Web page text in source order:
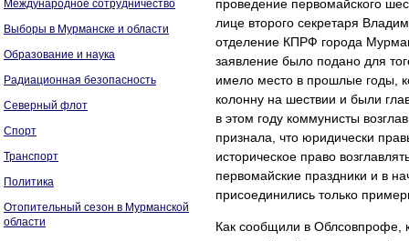
Международное сотрудничество
Выборы в Мурманске и области
Образование и наука
Радиационная безопасность
Северный флот
Спорт
Транспорт
Политика
Отопительный сезон в Мурманской
области
проведение первомайского
лице второго секретаря
отделение КПРФ города
заявление было подано для
имело место в прошлые годы,
колонну на шествии и были
в этом году коммунисты
признала, что юридически
историческое право
первомайские праздники и в
присоединились только
Как сообщили в Облсовпрофе,